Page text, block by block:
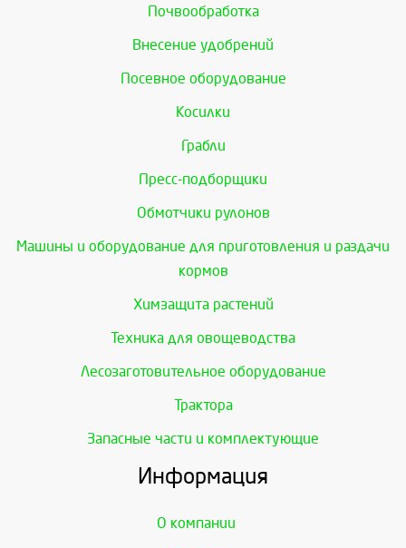
Почвообработка
Внесение удобрений
Посевное оборудование
Косилки
Грабли
Пресс-подборщики
Обмотчики рулонов
Машины и оборудование для приготовления и раздачи
кормов
Химзащита растений
Техника для овощеводства
Лесозаготовительное оборудование
Трактора
Запасные части и комплектующие
Информация
О компании